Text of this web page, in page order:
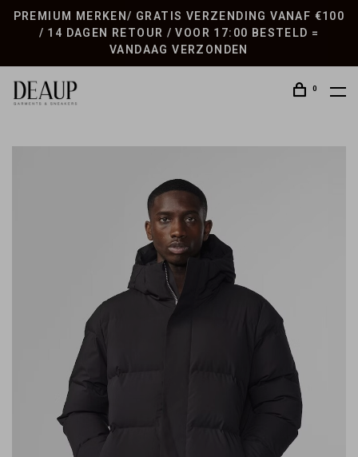
PREMIUM MERKEN/ GRATIS VERZENDING VANAF €100
/ 14 DAGEN RETOUR / VOOR 17:00 BESTELD =
VANDAAG VERZONDEN
0